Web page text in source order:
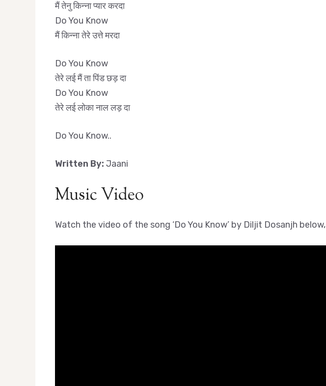
मैं तेनु किन्ना प्यार करदा
Do You Know
मैं किन्ना तेरे उत्ते मरदा
Do You Know
तेरे लई मैं ता पिंड छड़ दा
Do You Know
तेरे लई लोका नाल लड़ दा
Do You Know..
Written By: Jaani
Music Video
Watch the video of the song ‘Do You Know’ by Diljit Dosanjh below,